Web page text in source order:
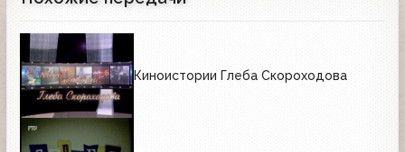
Киноистории Глеба Скороходова